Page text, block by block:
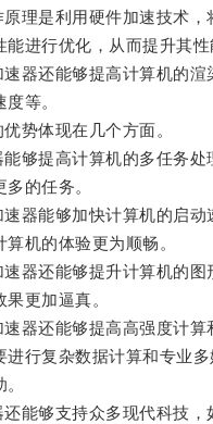
是利用硬件加速技术，
进行优化，从而提升其性
还能够提高计算机的渲
等。
体现在几个方面。
提高计算机的多任务处
的任务。
能够加快计算机的启动
机的体验更为顺畅。
还能够提升计算机的图
更加逼真。
还能够提高高强度计算
进行复杂数据计算和专业
够支持众多现代科技，